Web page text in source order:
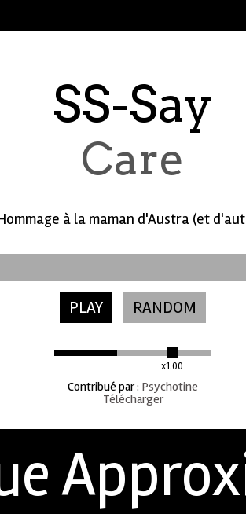
SS-Say
Care
à la maman d'Austra (et
PLAY RANDOM
x1.00
Contribué par: Psychotine
Télécharger